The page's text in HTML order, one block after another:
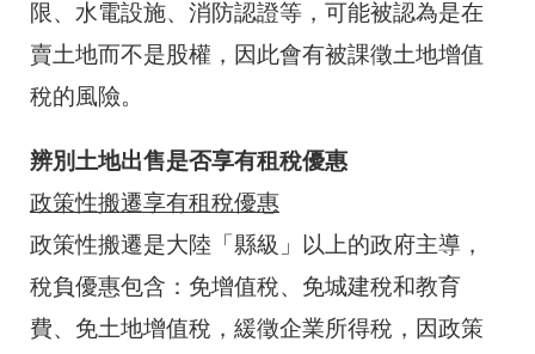
限、水電設施、消防認證等，可能被認為是在
賣土地而不是股權，因此會有被課徵土地增值
稅的風險。
辨別土地出售是否享有租稅優惠
政策性搬遷享有租稅優惠
政策性搬遷是大陸「縣級」以上的政府主導，
稅負優惠包含：免增值稅、免城建稅和教育
費、免土地增值稅，緩徵企業所得稅，因政策